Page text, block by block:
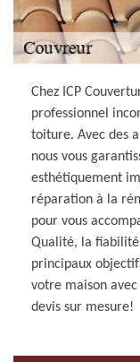
Chez ICP
professionnel
toiture. Avec des
nous vous
esthétiquement
réparation à la
pour vous
Qualité, la
principaux
votre maison
devis sur mesure!